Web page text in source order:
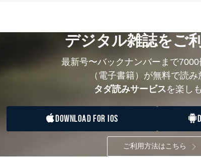
デジタル雑誌をご
最新号〜バックナンバーまで
（電子書籍）が無料で読み
タダ読みサービスを楽し
DOWNLOAD FOR IOS
ご利用方法はこちら